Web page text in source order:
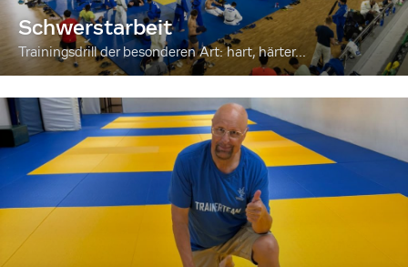
Schwerstarbeit
Trainingsdrill der besonderen Art: hart, härter...